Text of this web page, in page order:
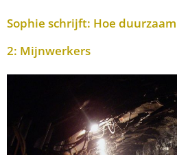
Sophie schrijft: Hoe
2: Mijnwerkers